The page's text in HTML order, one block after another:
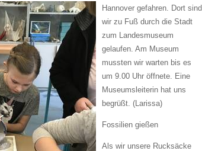
Hannover gefahren. Dort sind
wir zu Fuß durch die Stadt
zum Landesmuseum
gelaufen. Am Museum
mussten wir warten bis es
um 9.00 Uhr öffnete. Eine
Museumsleiterin hat uns
begrüßt. (Larissa)
Fossilien gießen
Als wir unsere Rucksäcke